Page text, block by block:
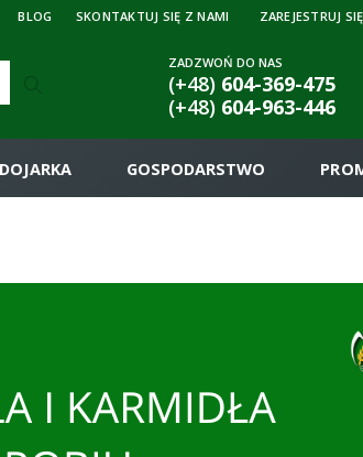
ZAREJESTRUJ SIĘ
BLOG SKONTAKTUJ SIĘ Z NAMI
ZADZWOŃ DO NAS
(+48)604-369-475
(+48) 604-963-446
DOJARKA GOSPODARSTWO